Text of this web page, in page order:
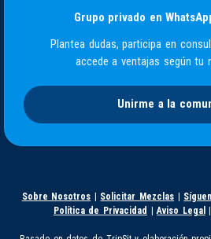
Grupo privado en
Plantea dudas, participa en
accede a ventajas según tu
Unirme a la
Sobre Nosotros | Solicitar Mezclas |
Política de Privacidad |Aviso Legal |